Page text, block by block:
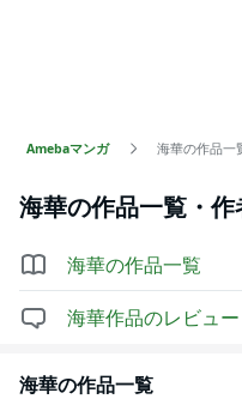
Amebaマンガ 海華の作品一
海華の作品一覧・作
海華の作品一覧
海華作品のレビュー
海華の作品一覧